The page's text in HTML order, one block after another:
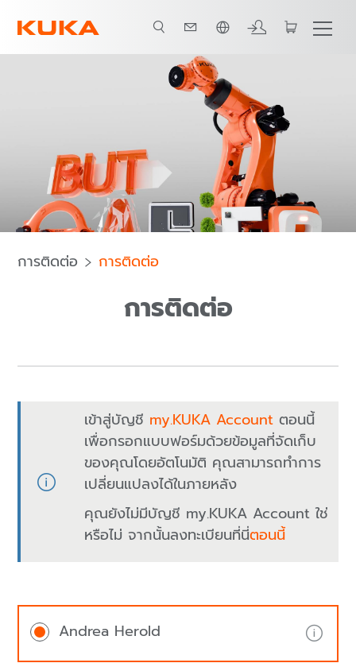
ภาษาไทย / Thai
การติดต่อ การติดต่อ
การติดต่อ
เข้าสู่บัญชี my.KUKA Account ตอนนี้
เพื่อกรอกแบบฟอร์มด้วยข้อมูลที่จัดเก็บ
ของคุณโดยอัตโนมัติ คุณสามารถทำการ
เปลี่ยนแปลงได้ในภายหลัง
คุณยังไม่มีบัญชี my.KUKA Account ใช่
หรือไม่ จากนั้นลงทะเบียนที่นี่ตอนนี้
Andrea Herold